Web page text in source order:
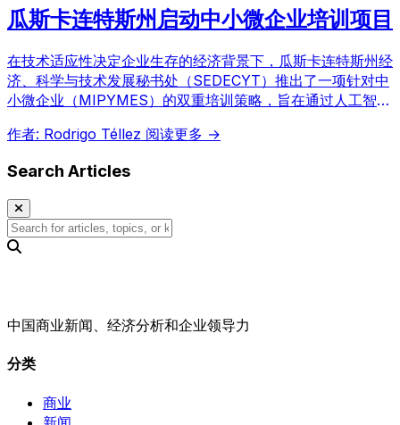
瓜斯卡连特斯州启动中小微企业培训项目
在技术适应性决定企业生存的经济背景下，瓜斯卡连特斯州经
济、科学与技术发展秘书处（SEDECYT）推出了一项针对中
小微企业（MIPYMES）的双重培训策略，旨在通过人工智
争力，助力企业发展至2026年。
作者: Rodrigo Téllez 阅读更多 →
Search Articles
中国商业新闻、经济分析和企业领导力
分类
商业